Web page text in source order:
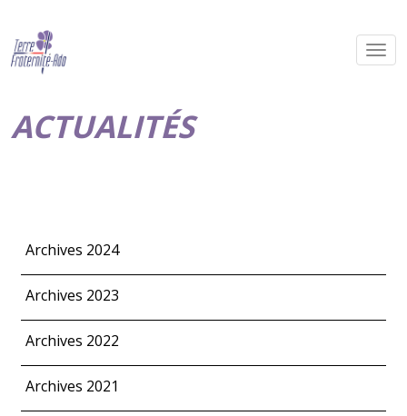
ACTUALITÉS
Archives 2024
Archives 2023
Archives 2022
Archives 2021